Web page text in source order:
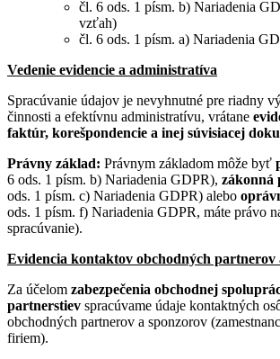
čl. 6 ods. 1 písm. b) Nariadenia
vzťah)
čl. 6 ods. 1 písm. a) Nariadenia
Vedenie evidencie a administratíva
Spracúvanie údajov je nevyhnutné pre riadny
činnosti a efektívnu administratívu, vrátane
faktúr, korešpondencie a inej súvisiacej
Právny základ: Právnym základom môže byť
6 ods. 1 písm. b) Nariadenia GDPR), zákonná
ods. 1 písm. c) Nariadenia GDPR) alebo
ods. 1 písm. f) Nariadenia GDPR, máte právo
spracúvanie).
Evidencia kontaktov obchodných partnerov
Za účelom zabezpečenia obchodnej
partnerstiev spracúvame údaje kontaktných
obchodných partnerov a sponzorov
firiem).